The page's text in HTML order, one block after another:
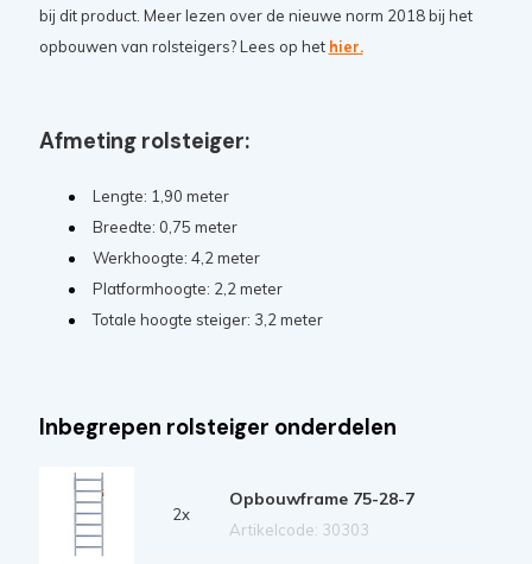
bij dit product. Meer lezen over de nieuwe norm 2018 bij het
opbouwen van rolsteigers? Lees op het hier.
Afmeting rolsteiger:
Lengte: 1,90 meter
Breedte: 0,75 meter
Werkhoogte: 4,2 meter
Platformhoogte: 2,2 meter
Totale hoogte steiger: 3,2 meter
Inbegrepen rolsteiger onderdelen
2x
Opbouwframe 75-28-7
Artikelcode: 30303